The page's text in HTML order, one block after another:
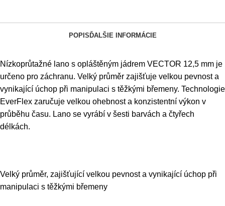
POPIS ĎALŠIE INFORMÁCIE
Nízkoprůtažné lano s opláštěným jádrem VECTOR 12,5 mm je
určeno pro záchranu. Velký průměr zajišťuje velkou pevnost a
vynikající úchop při manipulaci s těžkými břemeny. Technologie
EverFlex zaručuje velkou ohebnost a konzistentní výkon v
průběhu času. Lano se vyrábí v šesti barvách a čtyřech
délkách.
Velký průměr, zajišťující velkou pevnost a vynikající úchop při
manipulaci s těžkými břemeny